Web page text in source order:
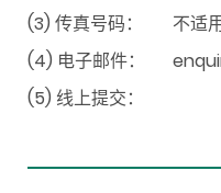
(3) 传真号码：
不适
(4) 电子邮件：
(5) 线上提交：